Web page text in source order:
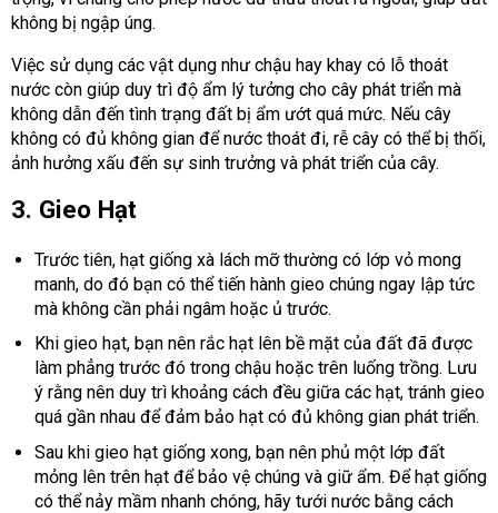
không bị ngập úng.
Việc sử dụng các vật dụng như chậu hay khay có lỗ thoát
nước còn giúp duy trì độ ẩm lý tưởng cho cây phát triển mà
không dẫn đến tình trạng đất bị ẩm ướt quá mức. Nếu cây
không có đủ không gian để nước thoát đi, rễ cây có thể bị thối,
ảnh hưởng xấu đến sự sinh trưởng và phát triển của cây.
3. Gieo Hạt
Trước tiên, hạt giống xà lách mỡ thường có lớp vỏ mong
manh, do đó bạn có thể tiến hành gieo chúng ngay lập tức
mà không cần phải ngâm hoặc ủ trước.
Khi gieo hạt, bạn nên rắc hạt lên bề mặt của đất đã được
làm phẳng trước đó trong chậu hoặc trên luống trồng. Lưu
ý rằng nên duy trì khoảng cách đều giữa các hạt, tránh gieo
quá gần nhau để đảm bảo hạt có đủ không gian phát triển.
Sau khi gieo hạt giống xong, bạn nên phủ một lớp đất
mỏng lên trên hạt để bảo vệ chúng và giữ ẩm. Để hạt giống
có thể nảy mầm nhanh chóng, hãy tưới nước bằng cách